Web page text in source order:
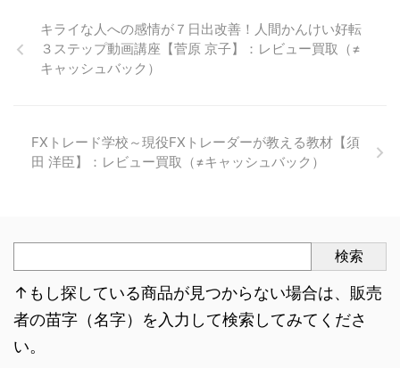
キライな人への感情が７日出改善！人間かんけい好転
３ステップ動画講座【菅原 京子】：レビュー買取（≠
キャッシュバック）
FXトレード学校～現役FXトレーダーが教える教材【須
田 洋臣】：レビュー買取（≠キャッシュバック）
検索
↑もし探している商品が見つからない場合は、販売
者の苗字（名字）を入力して検索してみてくださ
い。